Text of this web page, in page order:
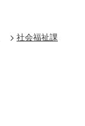
社会福祉課